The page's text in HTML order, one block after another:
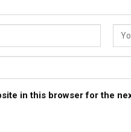
in this browser for the